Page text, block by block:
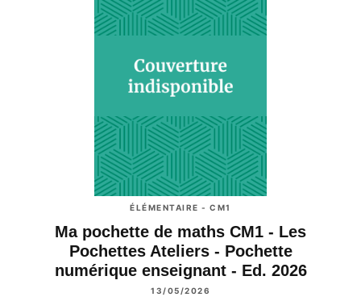
ÉLÉMENTAIRE - CM1
Ma pochette de maths CM1 - Les
Pochettes Ateliers - Pochette
numérique enseignant - Ed. 2026
13/05/2026